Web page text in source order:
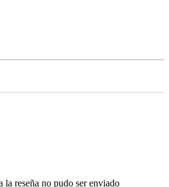
la reseña no pudo ser enviado